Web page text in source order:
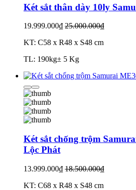
Két sắt thân dày 10ly
19.999.000₫ 25.000.000₫
KT: C58 x R48 x S48 cm
TL: 190kg± 5 Kg
Két sắt chống trộm
Lộc Phát
13.999.000₫ 18.500.000₫
KT: C68 x R48 x S48 cm